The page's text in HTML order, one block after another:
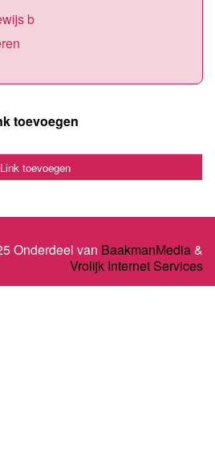
b
toevoegen
Link toevoegen
Onderdeel van BaakmanMedia&
Vrolijk Internet Services